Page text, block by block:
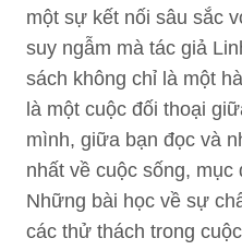
một sự kết nối sâu sắc
suy ngẫm mà tác giả
sách không chỉ là một
là một cuộc đối thoại
mình, giữa bạn đọc và
nhất về cuộc sống, mục
Những bài học về sự
các thử thách trong